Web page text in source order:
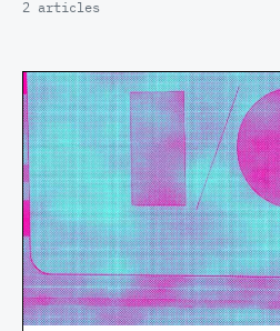
2 articles